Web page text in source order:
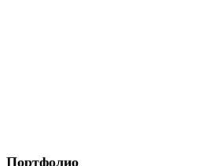
Портфолио